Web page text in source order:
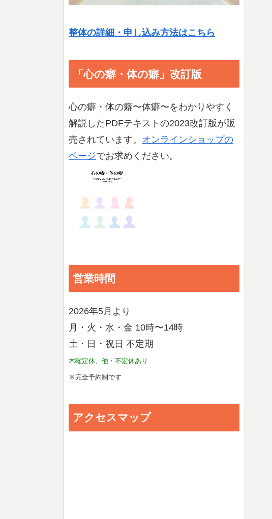
整体の詳細・申し込み方法はこちら
「心の癖・体の癖」改訂版
心の癖・体の癖〜体癖〜をわかりやすく
解説したPDFテキストの2023改訂版が販
売されています。 オンラインショップの
ページでお求めください。
営業時間
2026年5月より
月・火・水・金 10時〜14時
土・日・祝日 不定期
木曜定休、他・不定休あり
※完全予約制です
アクセスマップ